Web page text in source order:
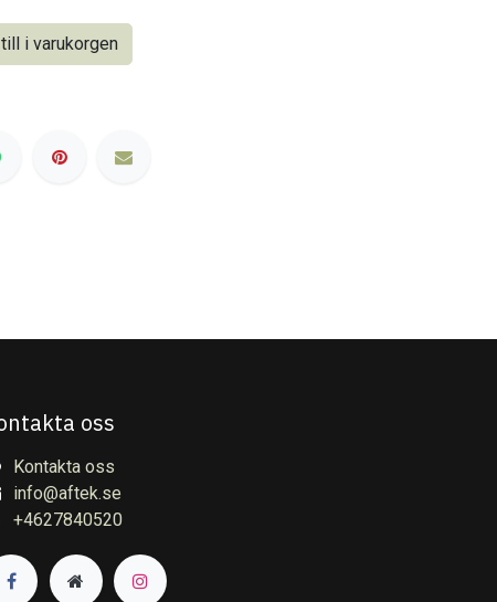
i varukorgen
oss
Kontakta oss
info@aftek.se
+4627840520